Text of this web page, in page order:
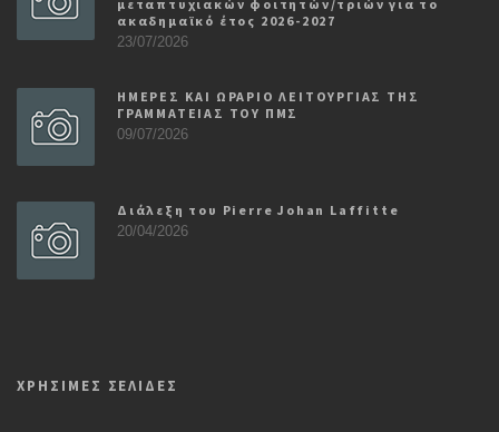
μεταπτυχιακών φοιτητών/τριών για το
ακαδημαϊκό έτος 2026-2027
23/07/2026
ΗΜΕΡΕΣ ΚΑΙ ΩΡΑΡΙΟ ΛΕΙΤΟΥΡΓΙΑΣ ΤΗΣ
ΓΡΑΜΜΑΤΕΙΑΣ ΤΟΥ ΠΜΣ
09/07/2026
Διάλεξη του Pierre Johan Laffitte
20/04/2026
ΧΡΗΣΙΜΕΣ ΣΕΛΙΔΕΣ